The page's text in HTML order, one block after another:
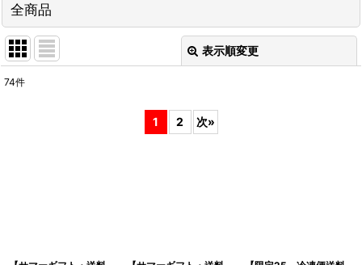
全商品
表示順変更
74件
1 2 次»